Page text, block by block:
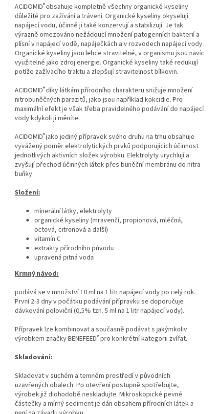
ACIDOMID®obsahuje kompletně všechny organické kyseliny
důležité pro zažívání a trávení. Organické kyseliny okyselují
napájecí vodu, účinně ji také konzervují a stabilizují. Je tak
výrazně omezováno nežádoucí množení patogenních bakterií a
plísní v napájecí vodě, napáječkách a v rozvodech napájecí vody.
Organické kyseliny jsou lehce stravitelné, v organismu jsou navíc
využitelné jako zdroj energie. Organické kyseliny také redukují
potíže zažívacího traktu a zlepšují stravitelnost bílkovin.
ACIDOMID®díky látkám přírodního charakteru snižuje množení
nitrobuněčných parazitů, jako jsou například kokcidie. Pro
maximální efekt je však třeba pravidelného podávání do napájecí
vody kdykoli ji měníte.
ACIDOMID®jako jediný přípravek svého druhu na trhu obsahuje
vyvážený poměr elektrolytických prvků podporujících účinnost
jednotlivých aktivních složek výrobku. Elektrolyty urychlují a
zvyšují přechod účinných látek přes buněční membránu do nitra
buňky.
Složení:
minerální látky, elektrolyty
organické kyseliny (mravenčí, propionová, mléčná,
octová, citronová a další)
vitamín C
extrakty přírodního původu
upravená pitná voda
Krmný návod:
podává se v množství 10 ml na 1 litr napájecí vody po celý rok.
První 2-3 dny v počátku podávání přípravku se doporučuje
dávkování poloviční (0,5% tzn. 5 ml na 1 litr napájecí vody).
Přípravek lze kombinovat a současně podávat s jakýmkoliv
výrobkem značky BENEFEED® pro konkrétní kategorii zvířat.
Skladování:
Skladovat v suchém a temném prostředí v původních
uzavřených obalech. Po otevření postupně spotřebujte,
výrobek již dlohodobě neskladujte. Mikroskopické pevné
částečky a mírný sediment je dán obsahem přírodních látek a